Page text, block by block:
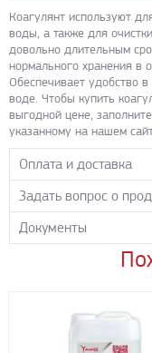
Коагулянт используют
воды, а также для
довольно длительным
нормального хранения в
Обеспечивает удобство
воде. Чтобы купить
выгодной цене,
указанному на нашем
Оплата и доставка
Самовывоз с нашего
Транспортные
Бесплатная
Регионы доставки:
Северо-Кавказский
Задать вопрос о
Задайте нашим
Все поля формы
Документы
КОАГУЛЯНТ